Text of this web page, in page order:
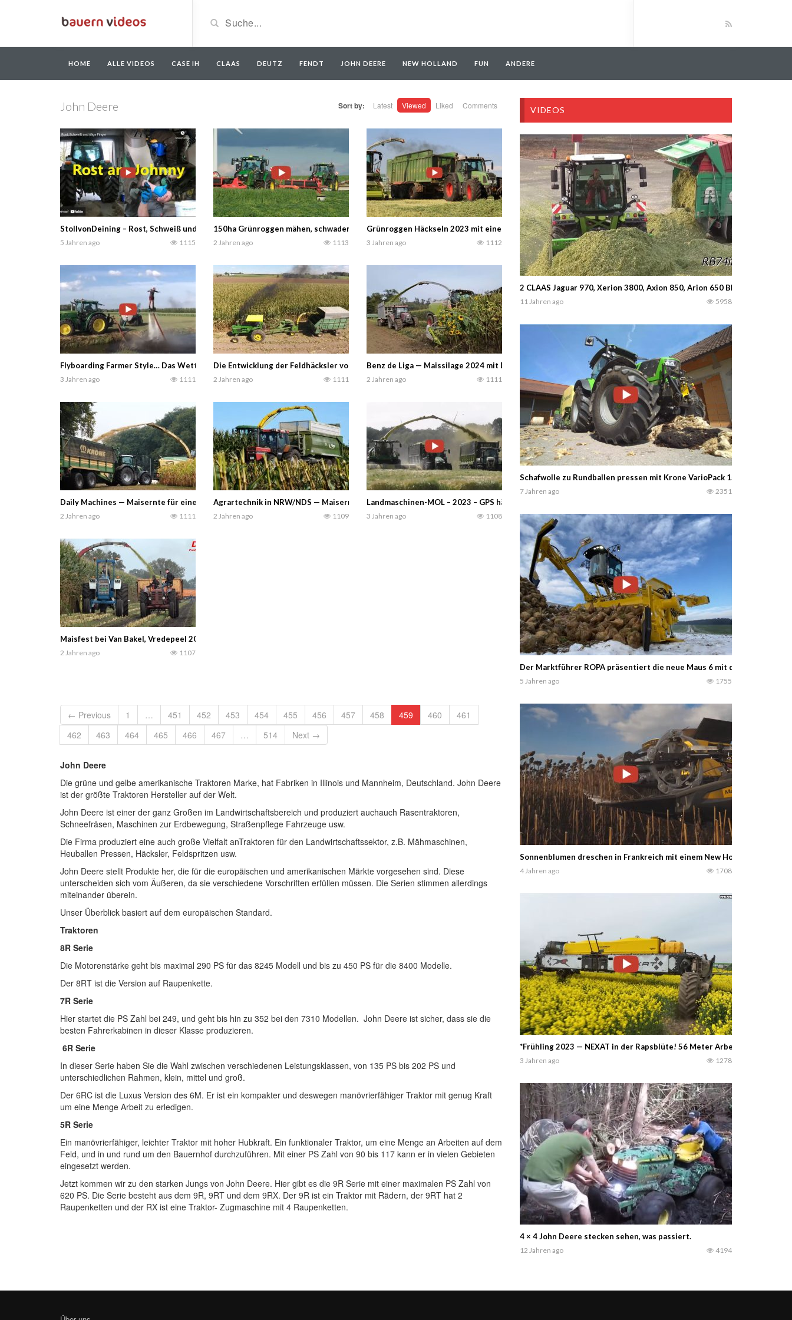
HOME ALLE VIDEOS CASE IH CLAAS DEUTZ FENDT JOHN DEERE NEW HOLLAND FUN ANDERE
John Deere Sort by: Latest Viewed Liked Comments
StollvonDeining – Rost, Schweiß und ölige Finger -Das schlechte Wetter trieb uns für einige Reparaturen am 6400 John Deere in die Werkstatt
5 Jahren ago 1115
150ha Grünroggen mähen, schwaden, häckseln, und verdichten 2024 für eine Milchviehanllage. John Deere 8400i Häcksler und John Deere Traktoren..
2 Jahren ago 1113
Grünroggen Häckseln 2023 mit einem Claas Jaguar 970 Häcksler, Fendt und John Deere Traktoren…….. Fsr_Agrar
3 Jahren ago 1112
Flyboarding Farmer Style… Das Wetter ist schön dafür……. Bier dazu
3 Jahren ago 1111
Die Entwicklung der Feldhäcksler von John Deere. – bigtractorpower
2 Jahren ago 1111
Benz de Liga — Maissilage 2024 mit Deutz TTV 630 & John Deere 7700 + 6155 R & Case MXU 115 & Jaguar 970
2 Jahren ago 1111
Daily Machines — Maisernte für eine Biogasanlage bei Dülmen in Nordrhein-Westfalen, Deutschland, vom Lohnunternehmer Kappelhoff aus Ahaus.Krone Big X 1180. John Deere und Fendt
2 Jahren ago 1111
Agrartechnik in NRW/NDS — Maisernte 2024 – Youngtimer Häckseln John Deere 6710/7710/6310/7530 Traktoren – IHC 956XL -New Holland T5
2 Jahren ago 1109
Landmaschinen-MOL – 2023 – GPS häckseln. Zu sehen ein John Deere 9700i vom Agrardienst RF Voss GbR.
3 Jahren ago 1108
Maisfest bei Van Bakel, Vredepeel 2024 Oldtimer statt Claas Jaguar, MF und USA Silagewagen. Es hat wieder Spaß gemacht. — Djoey Soetens DS Productions
2 Jahren ago 1107
← Previous 1 … 451 452 453 454 455 456 457 458 459 460
461
462
463 464 465 466 467 … 514 Next →
John Deere
Die grüne und gelbe amerikanische Traktoren Marke, hat Fabriken in Illinois und Mannheim, Deutschland. John Deere
ist der größte Traktoren Hersteller auf der Welt.
John Deere ist einer der ganz Großen im Landwirtschaftsbereich und produziert auchauch Rasentraktoren,
Schneefräsen, Maschinen zur Erdbewegung, Straßenpflege Fahrzeuge usw.
Die Firma produziert eine auch große Vielfalt anTraktoren für den Landwirtschaftssektor, z.B. Mähmaschinen,
Heuballen Pressen, Häcksler, Feldspritzen usw.
John Deere stellt Produkte her, die für die europäischen und amerikanischen Märkte vorgesehen sind. Diese
unterscheiden sich vom Äußeren, da sie verschiedene Vorschriften erfüllen müssen. Die Serien stimmen allerdings
miteinander überein.
Unser Überblick basiert auf dem europäischen Standard.
Traktoren
8R Serie
Die Motorenstärke geht bis maximal 290 PS für das 8245 Modell und bis zu 450 PS für die 8400 Modelle.
Der 8RT ist die Version auf Raupenkette.
7R Serie
Hier startet die PS Zahl bei 249, und geht bis hin zu 352 bei den 7310 Modellen. John Deere ist sicher, dass sie die
besten Fahrerkabinen in dieser Klasse produzieren.
6R Serie
In dieser Serie haben Sie die Wahl zwischen verschiedenen Leistungsklassen, von 135 PS bis 202 PS und
unterschiedlichen Rahmen, klein, mittel und groß.
Der 6RC ist die Luxus Version des 6M. Er ist ein kompakter und deswegen manövrierfähiger Traktor mit genug Kraft
um eine Menge Arbeit zu erledigen.
5R Serie
Ein manövrierfähiger, leichter Traktor mit hoher Hubkraft. Ein funktionaler Traktor, um eine Menge an Arbeiten auf dem
Feld, und in und rund um den Bauernhof durchzuführen. Mit einer PS Zahl von 90 bis 117 kann er in vielen Gebieten
eingesetzt werden.
Jetzt kommen wir zu den starken Jungs von John Deere. Hier gibt es die 9R Serie mit einer maximalen PS Zahl von
620 PS. Die Serie besteht aus dem 9R, 9RT und dem 9RX. Der 9R ist ein Traktor mit Rädern, der 9RT hat 2
Raupenketten und der RX ist eine Traktor- Zugmaschine mit 4 Raupenketten.
VIDEOS
2 CLAAS Jaguar 970, Xerion 3800, Axion 850, Arion 650 Black, usw. –
11 Jahren ago 5958
Schafwolle zu Rundballen pressen mit Krone VarioPack 1500–
7 Jahren ago 2351
Der Marktführer ROPA präsentiert die neue Maus 6 mit deutlich
5 Jahren ago 1755
Sonnenblumen dreschen in Frankreich mit einem New Holland CR10,90
4 Jahren ago 1708
*Frühling 2023 — NEXAT in der Rapsblüte! 56 Meter Arbeitsbreite!
3 Jahren ago 1278
4 × 4 John Deere stecken sehen, was passiert.
12 Jahren ago 4194